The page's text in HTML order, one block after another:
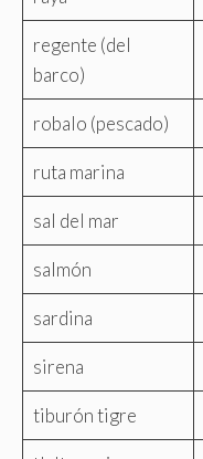
regente (del
barco)
robalo (pescado)
ruta marina
sal del mar
salmón
sardina
sirena
tiburón tigre